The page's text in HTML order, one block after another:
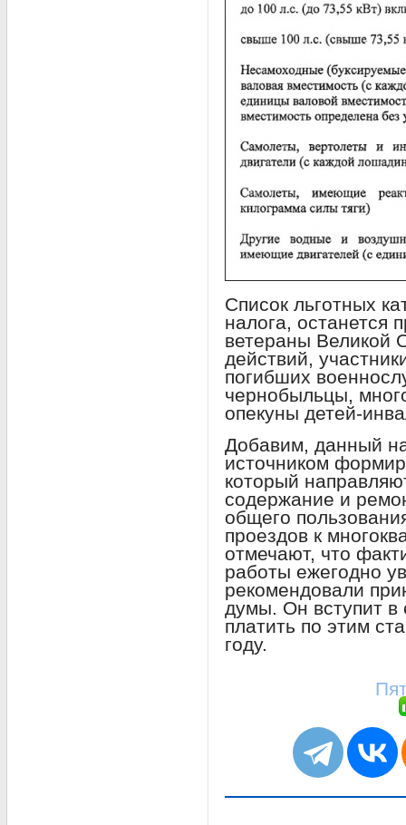
Список льготных
налога, останется
ветераны Великой
действий,
погибших
чернобыльцы,
опекуны детей-
Добавим, данный
источником
который
содержание и
общего
проездов к
отмечают, что
работы ежегодно
рекомендовали
думы. Он вступит в
платить по этим
году.